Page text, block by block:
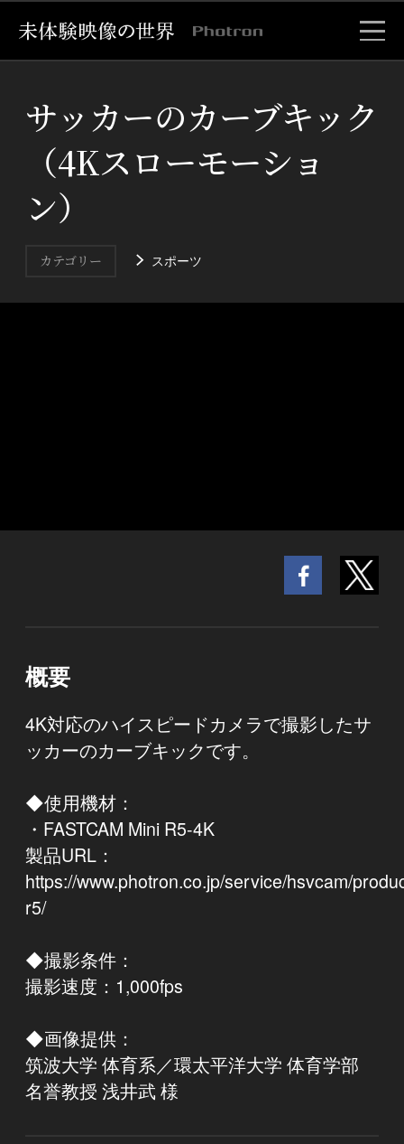
サッカーのカーブキック
（4Kスローモーショ
ン）
カテゴリー スポーツ
概要
4K対応のハイスピードカメラで撮影したサ
ッカーのカーブキックです。
◆使用機材：
・FASTCAM Mini R5-4K
製品URL：
https://www.photron.co.jp/service/hsvcam/
r5/
◆撮影条件：
撮影速度：1,000fps
◆画像提供：
筑波大学 体育系／環太平洋大学 体育学部
名誉教授 浅井武 様